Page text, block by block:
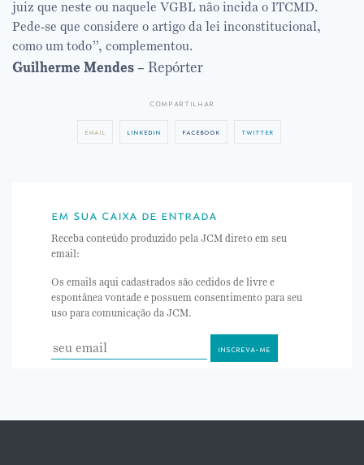
juiz que neste ou naquele VGBL não incida o ITCMD.
Pede-se que considere o artigo da lei inconstitucional,
como um todo”, complementou.
Guilherme Mendes– Repórter
compartilhar
email linkedin facebook twitter
em sua caixa de entrada
Receba conteúdo produzido pela JCM direto em seu
email:
Os emails aqui cadastrados são cedidos de livre e
espontânea vontade e possuem consentimento para seu
uso para comunicação da JCM.